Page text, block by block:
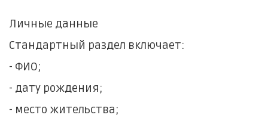
Личные данные
Стандартный раздел включает:
- ФИО;
- дату рождения;
- место жительства;